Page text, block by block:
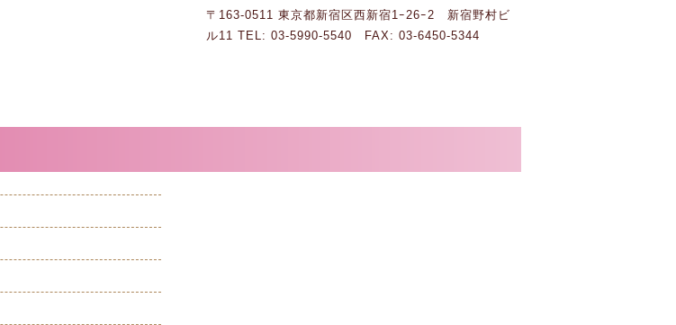
〒163-0511 東京都新宿区西新宿1ｰ26ｰ2 新宿野村ビ
ル11 TEL: 03-5990-5540 FAX: 03-6450-5344